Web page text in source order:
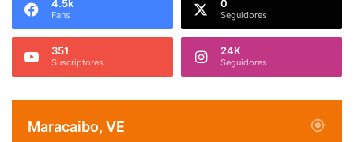
4.5k
Fans
0
Seguidores
351
Suscriptores
24K
Seguidores
Maracaibo, VE